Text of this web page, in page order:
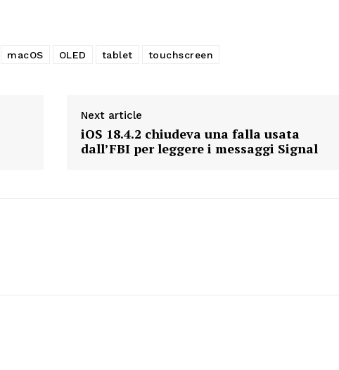
macOS OLED tablet touchscreen
Next article
iOS 18.4.2 chiudeva una falla usata
dall’FBI per leggere i messaggi Signal